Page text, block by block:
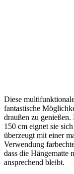
Diese
fantastische
⁤draußen zu
150 cm eignet sie
‌überzeugt mit einer
‌Verwendung
dass die Hängematte
ansprechend bleibt.